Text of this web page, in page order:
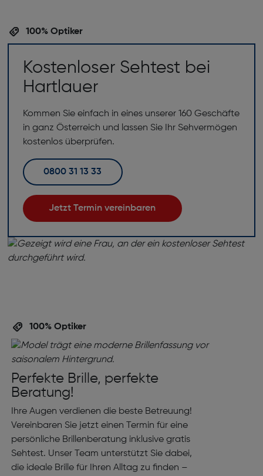
100% Optiker
Kostenloser Sehtest bei
Hartlauer
Kommen Sie einfach in eines unserer 160 Geschäfte
in ganz Österreich und lassen Sie Ihr Sehvermögen
kostenlos überprüfen.
0800 31 13 33
Jetzt Termin vereinbaren
100% Optiker
Perfekte Brille, perfekte
Beratung!
Ihre Augen verdienen die beste Betreuung!
Vereinbaren Sie jetzt einen Termin für eine
persönliche Brillenberatung inklusive gratis
Sehtest. Unser Team unterstützt Sie dabei,
die ideale Brille für Ihren Alltag zu finden –